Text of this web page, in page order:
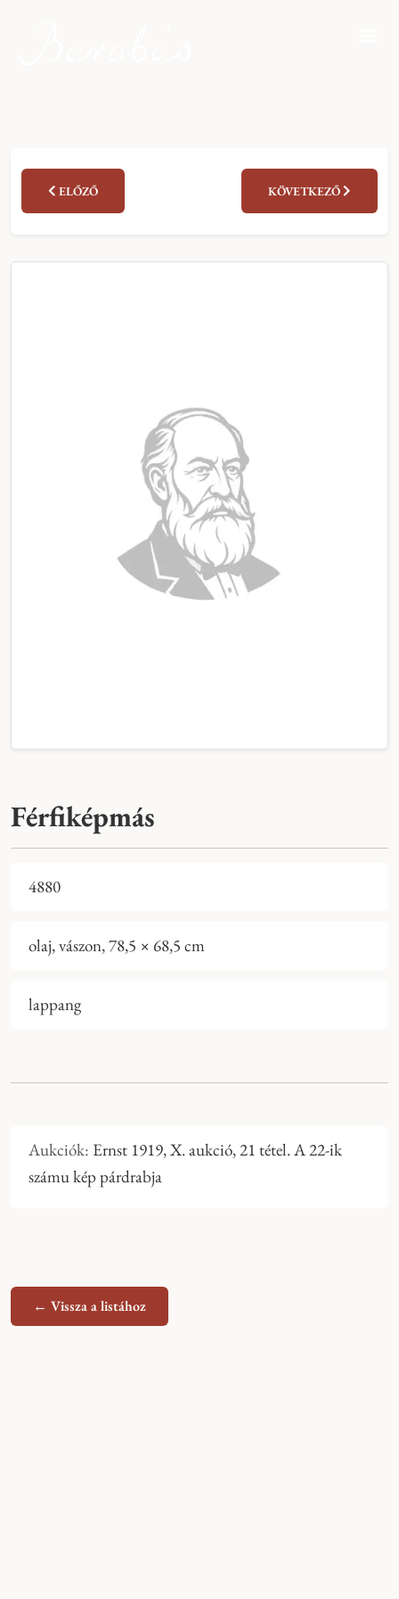
ELŐZŐ KÖVETKEZŐ
Férfiképmás
4880
olaj, vászon, 78,5 × 68,5 cm
lappang
Aukciók: Ernst 1919, X. aukció, 21 tétel. A 22-ik
számu kép párdrabja
← Vissza a listához